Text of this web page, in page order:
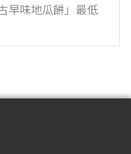
早味地瓜餅」最低